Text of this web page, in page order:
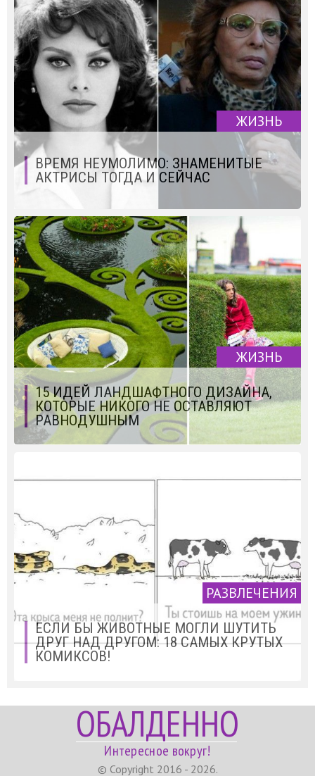
ЖИЗНЬ
ВРЕМЯ НЕУМОЛИМО: ЗНАМЕНИТЫЕ
АКТРИСЫ ТОГДА И СЕЙЧАС
ЖИЗНЬ
15 ИДЕЙ ЛАНДШАФТНОГО ДИЗАЙНА,
КОТОРЫЕ НИКОГО НЕ ОСТАВЛЯЮТ
РАВНОДУШНЫМ
РАЗВЛЕЧЕНИЯ
ЕСЛИ БЫ ЖИВОТНЫЕ МОГЛИ ШУТИТЬ
ДРУГ НАД ДРУГОМ: 18 САМЫХ КРУТЫХ
КОМИКСОВ!
ОБАЛДЕННО
Интересное вокруг!
© Copyright 2016 - 2026.